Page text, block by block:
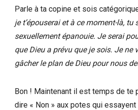
Parle à ta copine et sois
je t’épouserai et à ce moment-là, tu
sexuellement épanouie. Je serai
que Dieu a prévu que je sois. Je ne
gâcher le plan de Dieu pour nous
Bon ! Maintenant il est temps de te
dire « Non » aux potes qui